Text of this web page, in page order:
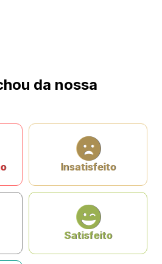
da nossa
Insatisfeito
Satisfeito